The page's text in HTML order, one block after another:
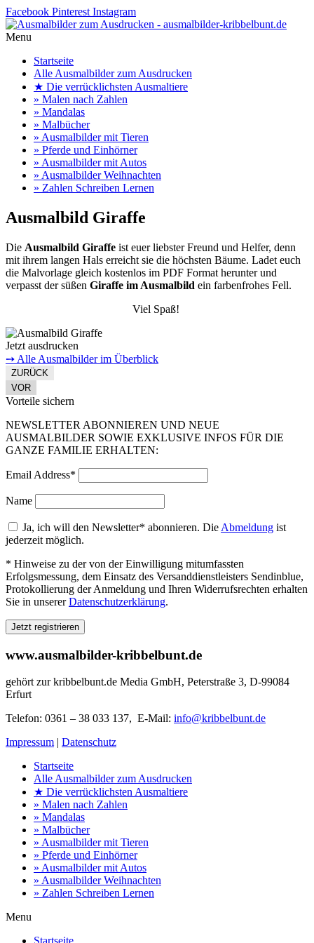
Facebook Pinterest Instagram
Menu
Startseite
Alle Ausmalbilder zum Ausdrucken
★ Die verrücklichsten Ausmaltiere
» Malen nach Zahlen
» Mandalas
» Malbücher
» Ausmalbilder mit Tieren
» Pferde und Einhörner
» Ausmalbilder mit Autos
» Ausmalbilder Weihnachten
» Zahlen Schreiben Lernen
Ausmalbild Giraffe
Die Ausmalbild Giraffe ist euer liebster Freund und Helfer, denn
mit ihrem langen Hals erreicht sie die höchsten Bäume. Ladet euch
die Malvorlage gleich kostenlos im PDF Format herunter und
verpasst der süßen Giraffe im Ausmalbild ein farbenfrohes Fell.
Viel Spaß!
Jetzt ausdrucken
➙ Alle Ausmalbilder im Überblick
ZURÜCK
VOR
Vorteile sichern
NEWSLETTER ABONNIEREN UND NEUE
AUSMALBILDER SOWIE EXKLUSIVE INFOS FÜR DIE
GANZE FAMILIE ERHALTEN:
Email Address*
Name
Ja, ich will den Newsletter* abonnieren. Die Abmeldung ist
jederzeit möglich.
* Hinweise zu der von der Einwilligung mitumfassten
Erfolgsmessung, dem Einsatz des Versanddienstleisters Sendinblue,
Protokollierung der Anmeldung und Ihren Widerrufsrechten erhalten
Sie in unsererDatenschutzerklärung.
www.ausmalbilder-kribbelbunt.de
gehört zur kribbelbunt.de Media GmbH, Peterstraße 3, D-99084
Erfurt
Telefon: 0361 – 38 033 137, E-Mail: info@kribbelbunt.de
Impressum | Datenschutz
Startseite
Alle Ausmalbilder zum Ausdrucken
★ Die verrücklichsten Ausmaltiere
» Malen nach Zahlen
» Mandalas
» Malbücher
» Ausmalbilder mit Tieren
» Pferde und Einhörner
» Ausmalbilder mit Autos
» Ausmalbilder Weihnachten
» Zahlen Schreiben Lernen
Menu